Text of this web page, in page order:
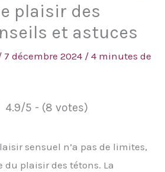
plaisir des
et astuces
7 décembre 2024 / 4 minutes de
4.9/5 - (8 votes)
sensuel n’a pas de limites,
plaisir des tétons. La